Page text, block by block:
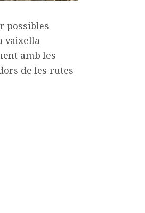
possibles
vaixella
amb les
de les rutes